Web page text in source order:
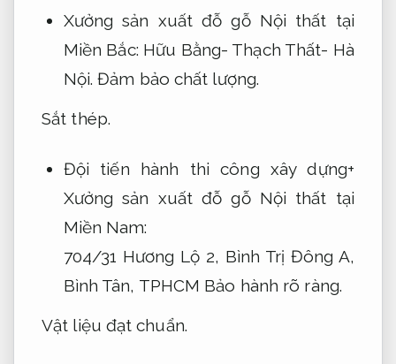
Xưởng sản xuất đỗ gỗ Nội thất tại
Miền Bắc: Hữu Bằng- Thạch Thất- Hà
Nội.Đảm bảo chất lượng.
Sắt thép.
Đội tiến hành thi công xây dựng+
Xưởng sản xuất đỗ gỗ Nội thất tại
Miền Nam:
704/31 Hương Lộ 2, Bình Trị Đông A,
Bình Tân, TPHCM Bảo hành rõ ràng.
Vật liệu đạt chuẩn.